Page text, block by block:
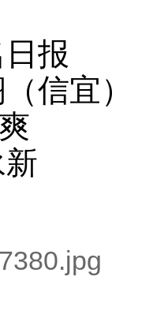
报
信宜）